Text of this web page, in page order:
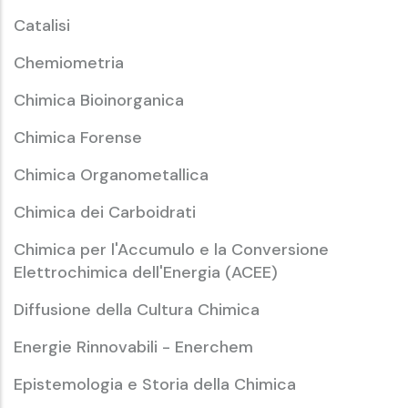
Catalisi
Chemiometria
Chimica Bioinorganica
Chimica Forense
Chimica Organometallica
Chimica dei Carboidrati
Chimica per l'Accumulo e la Conversione
Elettrochimica dell'Energia (ACEE)
Diffusione della Cultura Chimica
Energie Rinnovabili - Enerchem
Epistemologia e Storia della Chimica